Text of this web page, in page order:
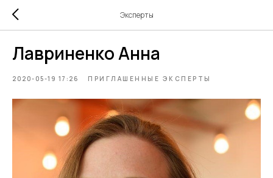
Эксперты
Лавриненко Анна
2020-05-19 17:26 ПРИГЛАШЕННЫЕ ЭКСПЕРТЫ